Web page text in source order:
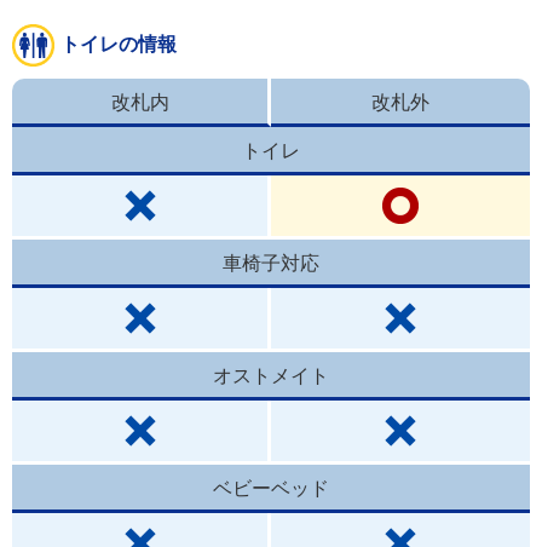
トイレの情報
改札内 改札外
トイレ
車椅子対応
オストメイト
ベビーベッド